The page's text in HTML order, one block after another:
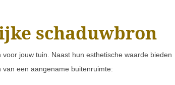
schaduwbron
jouw tuin. Naast hun esthetische waarde bieden
een aangename buitenruimte: